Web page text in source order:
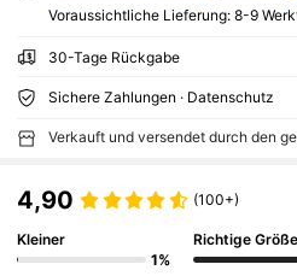
Voraussichtliche Lieferung: 8-9
30-Tage Rückgabe
Sichere Zahlungen · Datenschutz
Verkauft und versendet durch den
4,90 (100+)
Kleiner
1%
Richtige Größe